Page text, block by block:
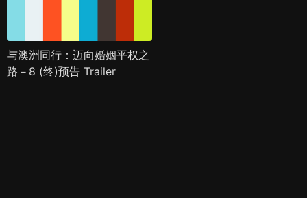
与澳洲同行：迈向婚姻平权之
路－8 (终)预告 Trailer